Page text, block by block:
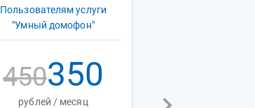
Пользователям услуги
"Умный домофон"
450350
рублей / месяц